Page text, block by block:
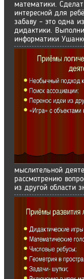
математики.
интересной для
забаву – это одна
дидактики.
информатики
мыслительной
рассмотрению
из другой области